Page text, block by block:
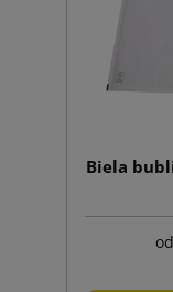
Biela
od